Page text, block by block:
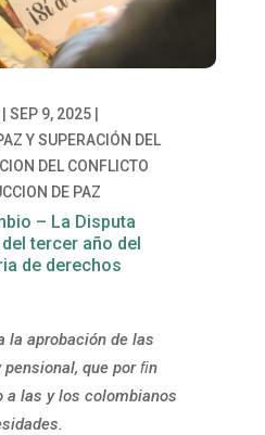
SEP 9, 2025|
Y SUPERACIÓN DEL
DEL CONFLICTO
DE PAZ
– La Disputa
tercer año del
de derechos
la aprobación de las
que por ﬁn
a las y los colombianos